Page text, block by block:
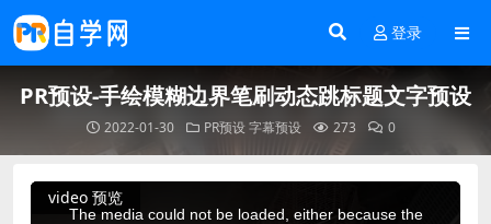
登录
PR预设-手绘模糊边界笔刷动态跳标题文字预设
2022-01-30 PR预设字幕预设 273 0
video 预览
This
The media could not be loaded, either because the